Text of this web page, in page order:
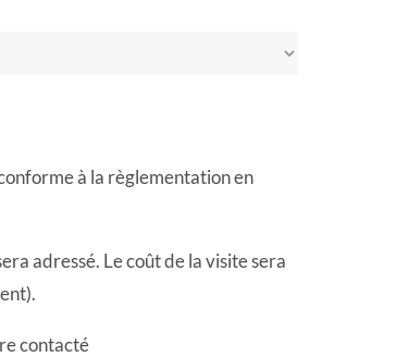
à la règlementation en
adressé. Le coût de la visite sera
contacté